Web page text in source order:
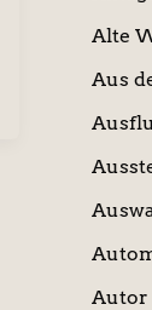
Alte
Aus
Autor